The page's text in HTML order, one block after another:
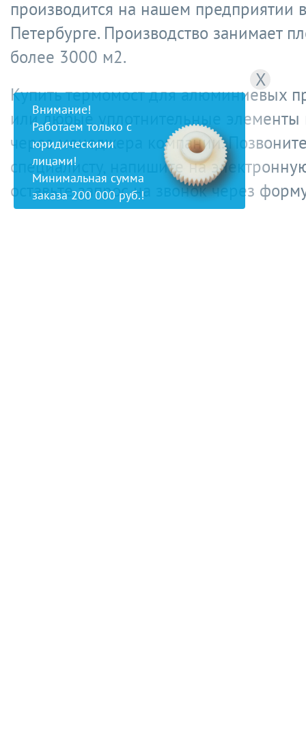
производится на нашем предприятии
Петербурге. Производство занимает
более 3000 м2.
Купить термомост для алюминиевых
или любые уплотнительные
через менеджера компании.
специалисту, напишите на
оставьте запрос на звонок через
X
Внимание!
Работаем только с
юридическими
лицами!
Минимальная сумма
заказа 200 000 руб.!